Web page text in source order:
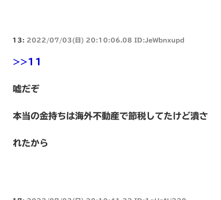
13: 2022/07/03(日) 20:10:06.08 ID:JeWbnxupd
>>11
嘘だぞ
本当の金持ちは海外不動産で節税してたけど潰さ
れたから